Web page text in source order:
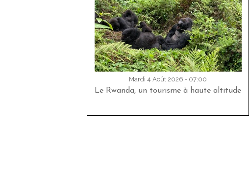
Mardi 4 Août 2026 - 07:00
Le Rwanda, un tourisme à haute altitude